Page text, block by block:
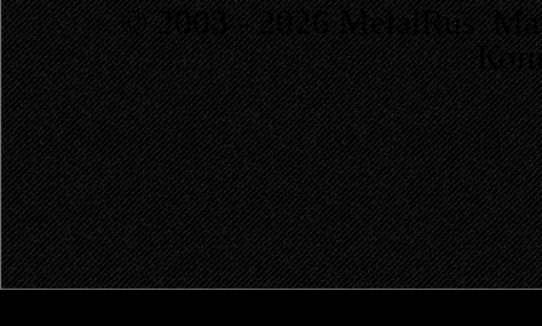
© 2003 - 2026 MetalRus.